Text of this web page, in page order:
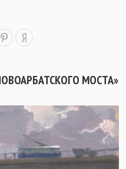
МОСТА»